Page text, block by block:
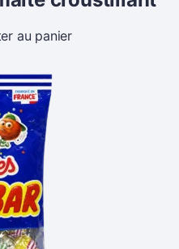
au panier